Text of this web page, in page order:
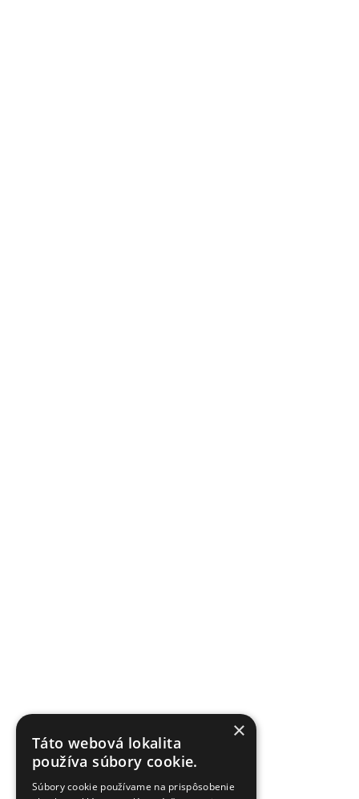
×
Táto webová lokalita
používa súbory cookie.
Súbory cookie používame na prispôsobenie